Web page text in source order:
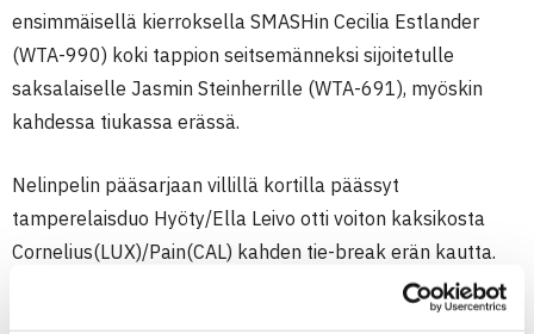
ensimmäisellä kierroksella SMASHin Cecilia Estlander
(WTA-990) koki tappion seitsemänneksi sijoitetulle
saksalaiselle Jasmin Steinherrille (WTA-691), myöskin
kahdessa tiukassa erässä.
Nelinpelin pääsarjaan villillä kortilla päässyt
tamperelaisduo Hyöty/Ella Leivo otti voiton kaksikosta
Cornelius(LUX)/Pain(CAL) kahden tie-break erän kautta.
Seuraavan kierroksen vastustajat eivät ole vielä selvillä.